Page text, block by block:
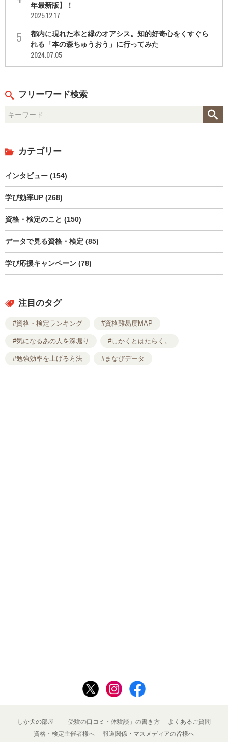
年最新版】！
2025.12.17
都内に現れた本と緑のオアシス。知的好奇心をくすぐら
れる「本の森ちゅうおう」に行ってみた
2024.07.05
フリーワード検索
カテゴリー
インタビュー (154)
学び効率UP (268)
資格・検定のこと (150)
データで見る資格・検定 (85)
学び応援キャンペーン (78)
注目のタグ
#資格・検定ランキング #資格難易度MAP
#気になるあの人を深堀り #しかくとはたらく。
#勉強効率を上げる方法 #まなびデータ
しか犬の部屋 「受験の口コミ・体験談」の書き方
よくあるご質問
資格・検定主催者様へ
報道関係・マスメディアの皆様へ